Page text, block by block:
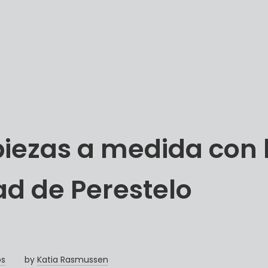
iezas a medida con
d de Perestelo
by Katia Rasmussen